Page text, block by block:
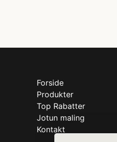
Forside
Produkter
Top Rabatter
Jotun maling
Kontakt